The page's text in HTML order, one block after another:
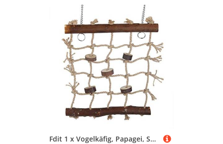
Fdit 1 x Vogelkäfig, Papagei, Spielzeug, Hanf, Seil, Klettern, Leiter, Vögel, natürlich, interessant, zum Nähen